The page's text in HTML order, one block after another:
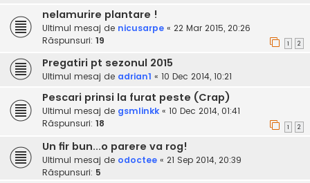
nelamurire plantare !
Ultimul mesaj de nicusarpe « 22 Mar 2015, 20:26
Răspunsuri: 19 1 2
Pregatiri pt sezonul 2015
Ultimul mesaj de adrian1 « 10 Dec 2014, 10:21
Pescari prinsi la furat peste (Crap)
Ultimul mesaj de gsmlinkk « 10 Dec 2014, 01:41
Răspunsuri: 18 1 2
Un fir bun...o parere va rog!
Ultimul mesaj de odoctee « 21 Sep 2014, 20:39
Răspunsuri: 5